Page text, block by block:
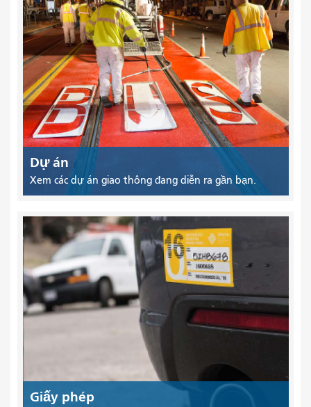
Dự án
Xem các dự án giao thông đang diễn ra gần bạn.
Giấy phép